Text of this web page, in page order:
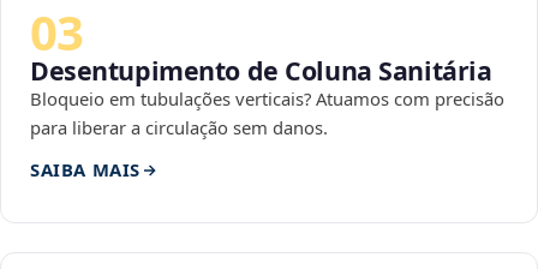
03
Desentupimento de Coluna Sanitária
Bloqueio em tubulações verticais? Atuamos com precisão
para liberar a circulação sem danos.
SAIBA MAIS